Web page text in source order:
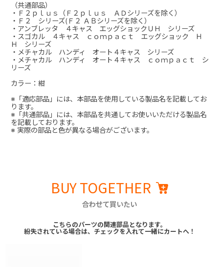
（共通部品）
・Ｆ２ｐｌｕｓ（Ｆ２ｐｌｕｓ ＡＤシリーズを除く）
・Ｆ２ シリーズ(Ｆ２ ＡＢシリーズを除く）
・アンブレッタ ４キャス エッグショックＵＨ シリーズ
・スゴカル ４キャス ｃｏｍｐａｃｔ エッグショック Ｈ
Ｈ シリーズ
・メチャカル ハンディ オート４キャス シリーズ
・メチャカル ハンディ オート４キャス ｃｏｍｐａｃｔ シ
リーズ
カラー：紺
※「適応部品」には、本部品を使用している製品名を記載してお
ります。
※「共通部品」には、本部品を共通してお使いいただける製品名
を記載しております。
※ 実際の部品と色が異なる場合がございます。
BUY TOGETHER
合わせて買いたい
こちらのパーツの関連部品となります。
紛失されている場合は、チェックを入れて一緒にカートへ！